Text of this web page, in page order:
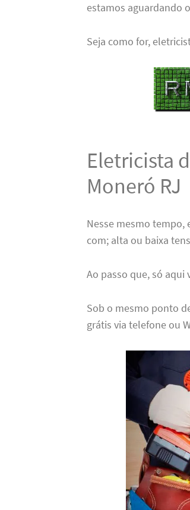
estamos aguardando
Seja como for,
Eletricista
Moneró RJ
Nesse mesmo
com; alta ou baixa
Ao passo que, só aqui
Sob o mesmo ponto
grátis via telefone ou